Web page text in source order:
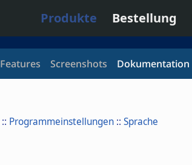
Produkte Bestellung
Features Screenshots Dokumentation
:: Programmeinstellungen :: Sprache